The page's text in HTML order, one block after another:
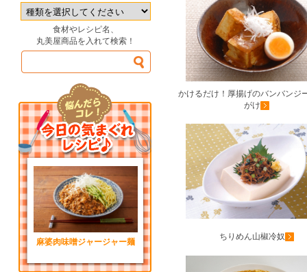
食材やレシピ名、
丸美屋商品を入れて検索！
麻婆肉味噌ジャージャー麺
かけるだけ！厚揚げのバンバンジ
がけ
ちりめん山椒冷奴